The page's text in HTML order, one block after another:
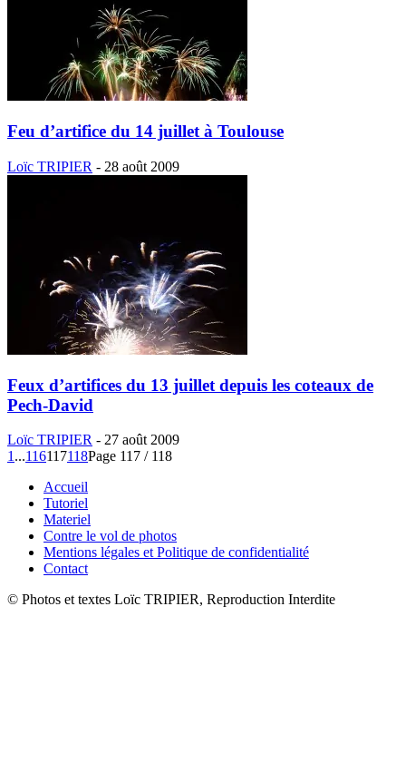
Feu d’artifice du 14 juillet à Toulouse
Loïc TRIPIER - 28 août 2009
Feux d’artifices du 13 juillet depuis les coteaux de
Pech-David
Loïc TRIPIER - 27 août 2009
1 ...116117118Page 117 / 118
Accueil
Tutoriel
Materiel
Contre le vol de photos
Mentions légales et Politique de confidentialité
Contact
© Photos et textes Loïc TRIPIER, Reproduction Interdite